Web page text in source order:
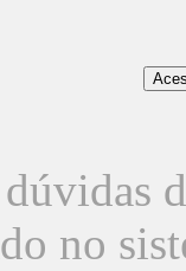
no